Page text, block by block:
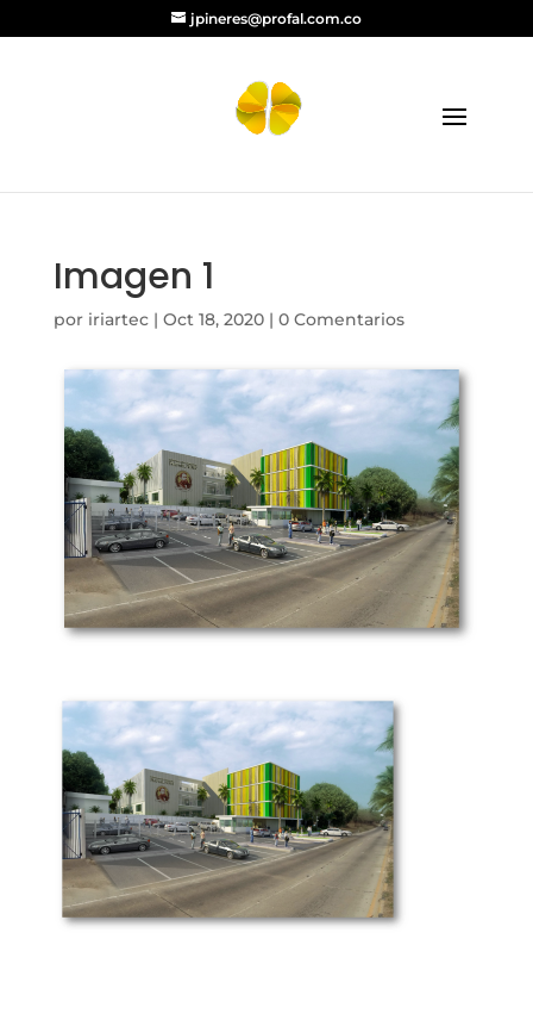
jpineres@profal.com.co
Imagen 1
por iriartec| Oct 18, 2020| 0 Comentarios